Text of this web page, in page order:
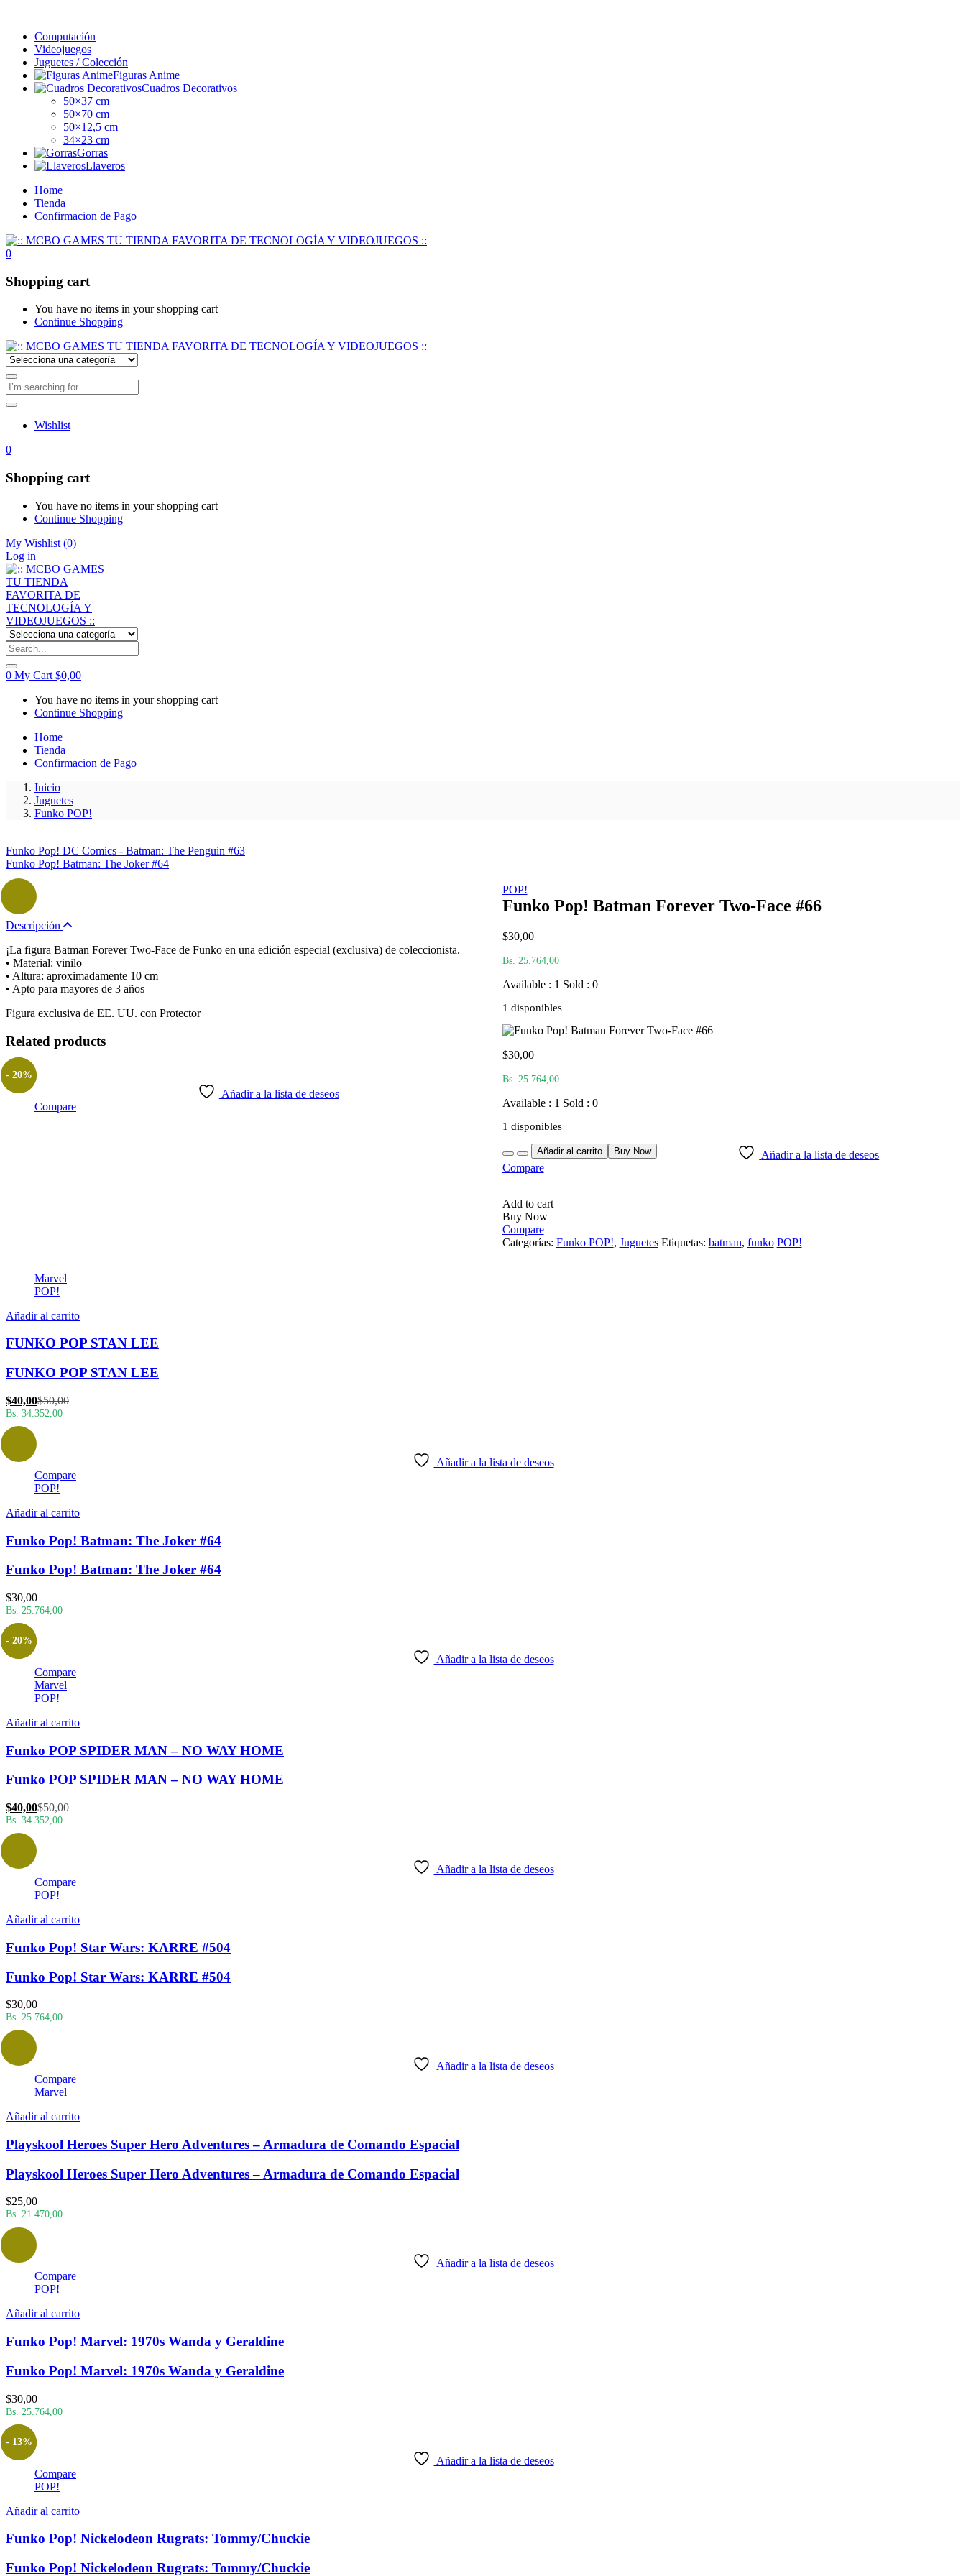
Computación
Videojuegos
Juguetes / Colección
Figuras Anime
Cuadros Decorativos
50×37 cm
50×70 cm
50×12,5 cm
34×23 cm
Gorras
Llaveros
Home
Tienda
Confirmacion de Pago
0
Shopping cart
You have no items in your shopping cart
Continue Shopping
Wishlist
0
Shopping cart
You have no items in your shopping cart
Continue Shopping
My Wishlist (0)
Log in
0 My Cart $0,00
You have no items in your shopping cart
Continue Shopping
Home
Tienda
Confirmacion de Pago
Inicio
Juguetes
Funko POP!
Funko Pop! DC Comics - Batman: The Penguin #63
Funko Pop! Batman: The Joker #64
POP!
Funko Pop! Batman Forever Two-Face #66
$30,00
Bs. 25.764,00
Available : 1 Sold : 0
1 disponibles
$30,00
Bs. 25.764,00
Available : 1 Sold : 0
1 disponibles
QuantityAñadir al carrito Buy Now
Añadir a la lista de deseos
Compare
Add to cart
Buy Now
Compare
Categorías: Funko POP!, Juguetes Etiquetas: batman, funko POP!
Descripción
¡La figura Batman Forever Two-Face de Funko en una edición especial (exclusiva) de coleccionista.
• Material: vinilo
• Altura: aproximadamente 10 cm
• Apto para mayores de 3 años
Figura exclusiva de EE. UU. con Protector
Related products
Añadir a la lista de deseos
Compare
Marvel
POP!
Añadir al carrito
FUNKO POP STAN LEE
FUNKO POP STAN LEE
$40,00El
precio
$50,00El
Bs. 34.352,00
- 20%
Añadir a la lista de deseos
Compare
POP!
Añadir al carrito
Funko Pop! Batman: The Joker #64
Funko Pop! Batman: The Joker #64
$30,00
Bs. 25.764,00
Añadir a la lista de deseos
Compare
Marvel
POP!
Añadir al carrito
Funko POP SPIDER MAN – NO WAY HOME
Funko POP SPIDER MAN – NO WAY HOME
$40,00El
precio
$50,00El
Bs. 34.352,00
- 20%
Añadir a la lista de deseos
Compare
POP!
Añadir al carrito
Funko Pop! Star Wars: KARRE #504
Funko Pop! Star Wars: KARRE #504
$30,00
Bs. 25.764,00
Añadir a la lista de deseos
Compare
Marvel
Añadir al carrito
Playskool Heroes Super Hero Adventures – Armadura de Comando Espacial
Playskool Heroes Super Hero Adventures – Armadura de Comando Espacial
$25,00
Bs. 21.470,00
Añadir a la lista de deseos
Compare
POP!
Añadir al carrito
Funko Pop! Marvel: 1970s Wanda y Geraldine
Funko Pop! Marvel: 1970s Wanda y Geraldine
$30,00
Bs. 25.764,00
Añadir a la lista de deseos
Compare
POP!
Añadir al carrito
Funko Pop! Nickelodeon Rugrats: Tommy/Chuckie
Funko Pop! Nickelodeon Rugrats: Tommy/Chuckie
- 13%